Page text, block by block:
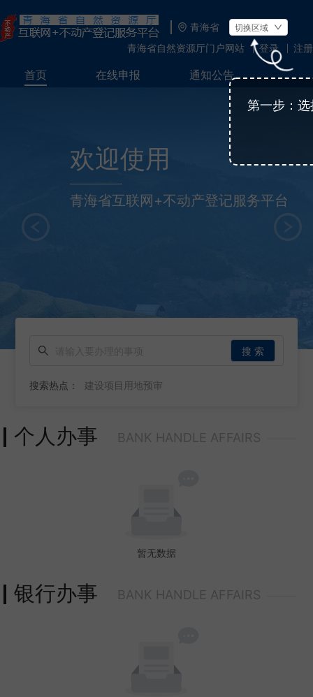
青海省 切换区域
第一步：
青海省自然资源厅门户网站 登录 注册
首页 在线申报 通知公告 ···
欢迎使用
青海省互联网+不动产登记服务平台
搜 索
搜索热点： 建设项目用地预审
个人办事 BANK HANDLE AFFAIRS
暂无数据
银行办事 BANK HANDLE AFFAIRS